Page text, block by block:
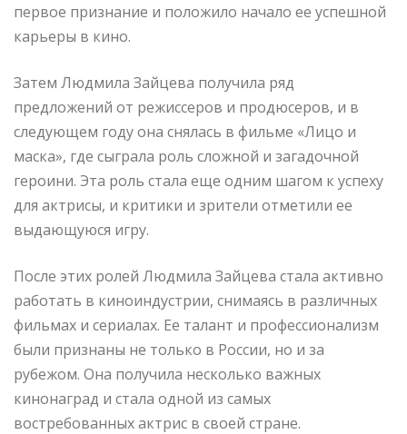
первое признание и положило начало ее успешной
карьеры в кино.
Затем Людмила Зайцева получила ряд
предложений от режиссеров и продюсеров, и в
следующем году она снялась в фильме «Лицо и
маска», где сыграла роль сложной и загадочной
героини. Эта роль стала еще одним шагом к успеху
для актрисы, и критики и зрители отметили ее
выдающуюся игру.
После этих ролей Людмила Зайцева стала активно
работать в киноиндустрии, снимаясь в различных
фильмах и сериалах. Ее талант и профессионализм
были признаны не только в России, но и за
рубежом. Она получила несколько важных
кинонаград и стала одной из самых
востребованных актрис в своей стране.